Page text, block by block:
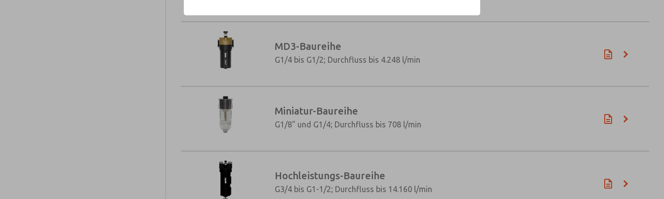
MD3-Baureihe
G1/4 bis G1/2; Durchfluss bis 4.248 l/min
Miniatur-Baureihe
G1/8" und G1/4; Durchfluss bis 708 l/min
Hochleistungs-Baureihe
G3/4 bis G1-1/2; Durchfluss bis 14.160 l/min